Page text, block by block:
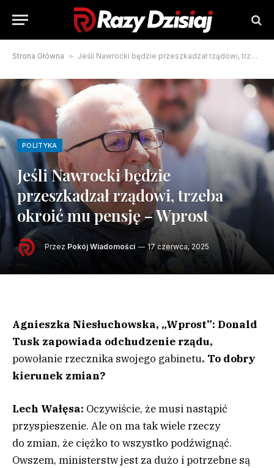
Strona Główna » Jeśli Nawrocki będzie przeszkadzał rządowi, trzeba okroić mu pensję – Wprost
POLITYKA
Jeśli Nawrocki będzie
przeszkadzał rządowi, trzeba
okroić mu pensję – Wprost
Przez Pokój Wiadomości 17 czerwca, 2025
Agnieszka Niesłuchowska, „Wprost”: Donald
Tusk zapowiada odchudzenie rządu,
powołanie rzecznika swojego gabinetu. To dobry
kierunek zmian?
Lech Wałęsa: Oczywiście, że musi nastąpić
przyspieszenie. Ale on ma tak wiele rzeczy
do zmian, że ciężko to wszystko podźwignąć.
Owszem, ministerstw jest za dużo i potrzebne są